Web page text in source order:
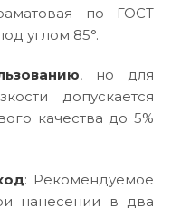
по ГОСТ
углом 85°.
, но для
допускается
качества до 5%
: Рекомендуемое
нанесении в два